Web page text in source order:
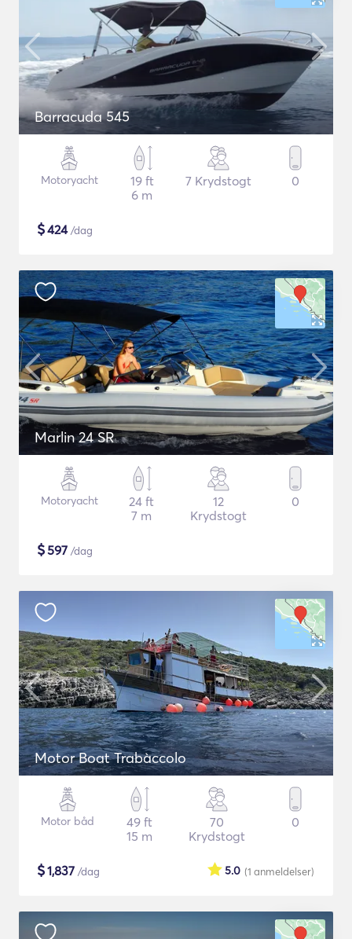
Barracuda 545
Motoryacht
19 ft
6 m
7 Krydstogt 0
$424/dag
Marlin 24 SR
Motoryacht
24 ft
7 m
12
Krydstogt
0
$597 /dag
Motor Boat Trabàccolo
Motor båd
49 ft
15 m
70
Krydstogt
0
$1,837 /dag (1 anmeldelser)
5.0